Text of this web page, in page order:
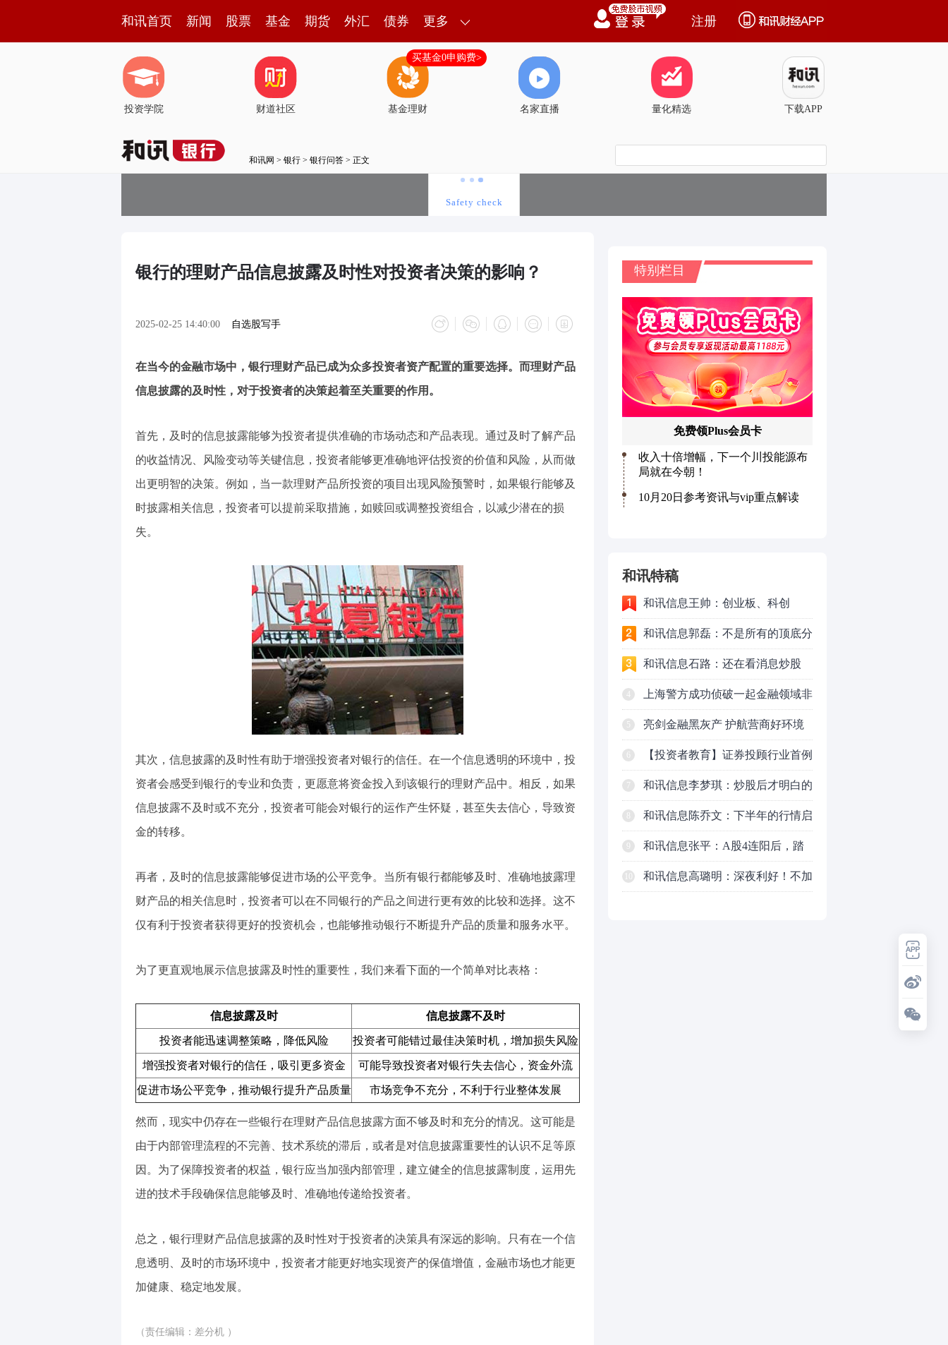
和讯首页 新闻 股票 基金 期货 外汇 债券 更多 注册
投资学院 财道社区 基金理财
买基金0申购费>
名家直播 量化精选 下载APP
和讯网 > 银行 > 银行问答 > 正文
银行的理财产品信息披露及时性对投资者决策的影响？
2025-02-25 14:40:00 自选股写手
在当今的金融市场中，银行理财产品已成为众多投资者资产配置的重要选择。而理财产品
信息披露的及时性，对于投资者的决策起着至关重要的作用。
首先，及时的信息披露能够为投资者提供准确的市场动态和产品表现。通过及时了解产品
的收益情况、风险变动等关键信息，投资者能够更准确地评估投资的价值和风险，从而做
出更明智的决策。例如，当一款理财产品所投资的项目出现风险预警时，如果银行能够及
时披露相关信息，投资者可以提前采取措施，如赎回或调整投资组合，以减少潜在的损
失。
其次，信息披露的及时性有助于增强投资者对银行的信任。在一个信息透明的环境中，投
资者会感受到银行的专业和负责，更愿意将资金投入到该银行的理财产品中。相反，如果
信息披露不及时或不充分，投资者可能会对银行的运作产生怀疑，甚至失去信心，导致资
金的转移。
再者，及时的信息披露能够促进市场的公平竞争。当所有银行都能够及时、准确地披露理
财产品的相关信息时，投资者可以在不同银行的产品之间进行更有效的比较和选择。这不
仅有利于投资者获得更好的投资机会，也能够推动银行不断提升产品的质量和服务水平。
为了更直观地展示信息披露及时性的重要性，我们来看下面的一个简单对比表格：
信息披露及时 信息披露不及时
投资者能迅速调整策略，降低风险 投资者可能错过最佳决策时机，增加损失风险
增强投资者对银行的信任，吸引更多资金 可能导致投资者对银行失去信心，资金外流
促进市场公平竞争，推动银行提升产品质量 市场竞争不充分，不利于行业整体发展
然而，现实中仍存在一些银行在理财产品信息披露方面不够及时和充分的情况。这可能是
由于内部管理流程的不完善、技术系统的滞后，或者是对信息披露重要性的认识不足等原
因。为了保障投资者的权益，银行应当加强内部管理，建立健全的信息披露制度，运用先
进的技术手段确保信息能够及时、准确地传递给投资者。
总之，银行理财产品信息披露的及时性对于投资者的决策具有深远的影响。只有在一个信
息透明、及时的市场环境中，投资者才能更好地实现资产的保值增值，金融市场也才能更
加健康、稳定地发展。
（责任编辑：差分机 ）
和讯特稿
和讯信息王帅：创业板、科创
50VS银行，底部区间与顶部区间
和讯信息郭磊：不是所有的顶底分
型都是顶底！
和讯信息石路：还在看消息炒股
吗？
上海警方成功侦破一起金融领域非
法代理维权敲诈勒索案件
5 亮剑金融黑灰产 护航营商好环境
——上海普陀严打“代理维权”敲诈
犯罪、筑牢金融法治屏障
【投资者教育】证券投顾行业首例
以敲诈勒索罪定罪的非法代理维权
案二审宣判，主犯获刑五年
7 和讯信息李梦琪：炒股后才明白的
九个人生道理
和讯信息陈乔文：下半年的行情启
动了
和讯信息张平：A股4连阳后，踏
空怎么办？结构性回补！
和讯信息高璐明：深夜利好！不加